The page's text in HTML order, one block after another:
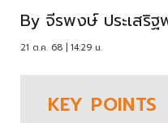
By จีรพงษ์ ประเสริ
21 ต.ค. 68 | 14:29 น.
KEY POINTS